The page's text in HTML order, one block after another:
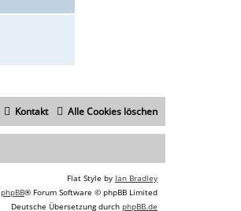
Alle Cookies löschen
Kontakt
Flat Style by Ian Bradley
phpBB® Forum Software © phpBB Limited
Deutsche Übersetzung durch phpBB.de